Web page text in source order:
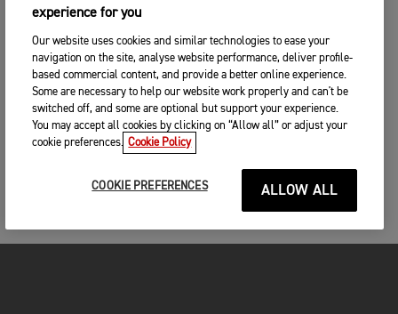
experience for you
Our website uses cookies and similar technologies to ease your
navigation on the site, analyse website performance, deliver profile-
based commercial content, and provide a better online experience.
Some are necessary to help our website work properly and can't be
switched off, and some are optional but support your experience.
You may accept all cookies by clicking on “Allow all” or adjust your
cookie preferences. Cookie Policy
COOKIE PREFERENCES ALLOW ALL